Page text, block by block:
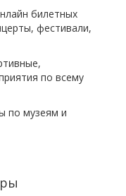
билетных
фестивали,
по всему
по музеям и